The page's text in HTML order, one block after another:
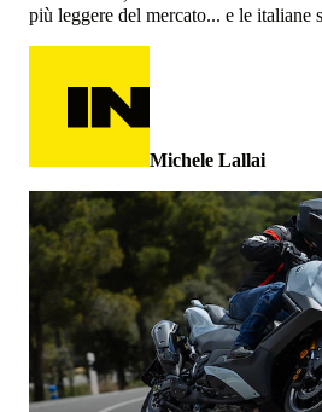
più leggere del mercato... e le italiane
Michele Lallai